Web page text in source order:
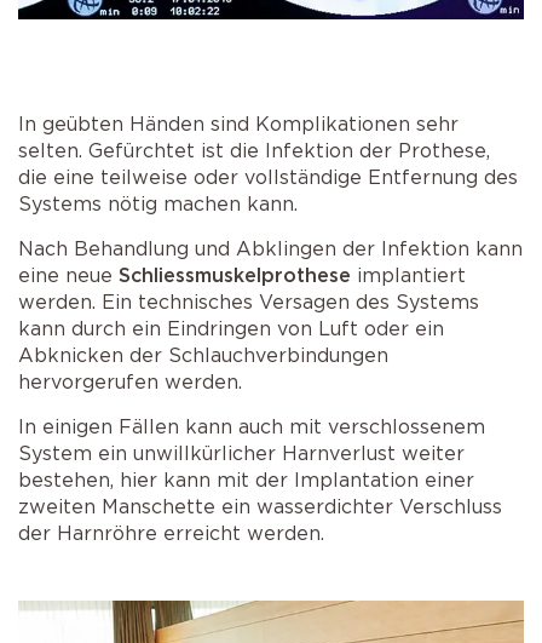
In geübten Händen sind Komplikationen sehr
selten. Gefürchtet ist die Infektion der Prothese,
die eine teilweise oder vollständige Entfernung des
Systems nötig machen kann.
Nach Behandlung und Abklingen der Infektion kann
eine neue Schliessmuskelprothese implantiert
werden. Ein technisches Versagen des Systems
kann durch ein Eindringen von Luft oder ein
Abknicken der Schlauchverbindungen
hervorgerufen werden.
In einigen Fällen kann auch mit verschlossenem
System ein unwillkürlicher Harnverlust weiter
bestehen, hier kann mit der Implantation einer
zweiten Manschette ein wasserdichter Verschluss
der Harnröhre erreicht werden.